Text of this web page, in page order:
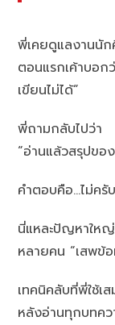
พี่เคยดูแลงานนั
ตอนแรกเค้าบอ
เขียนไม่ได้”
พี่ถามกลับไปว่า
“อ่านแล้วสรุปขอ
คำตอบคือ…ไม่ครับ
นี่แหละปัญหาให
หลายคน “เสพข้
เทคนิคลับที่พี่ใช้เ
หลังอ่านทุกบทค